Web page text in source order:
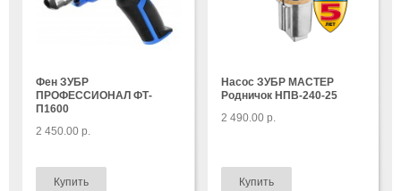
Фен ЗУБР
ПРОФЕССИОНАЛ ФТ-
П1600
2 450.00 р.
Насос ЗУБР МАСТЕР
Родничок НПВ-240-25
2 490.00 р.